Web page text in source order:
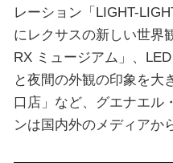
レーション「LIGHT-
にレクサスの新しい世界
RX ミュージアム」、
と夜間の外観の印象を大
口店」など、グエナエル
ンは国内外のメディアか